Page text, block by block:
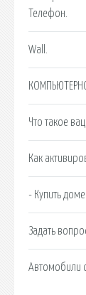
Телефон.
Wall.
Что такое
Как
- Купить
Задать
Автомобили